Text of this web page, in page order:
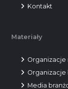
Kontakt
Materiały
Organizacje
Media